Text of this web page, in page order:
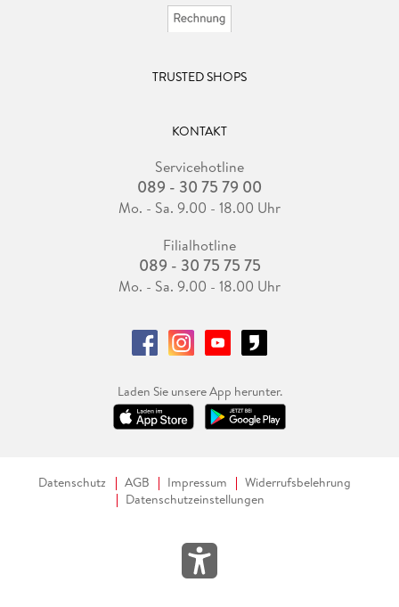
TRUSTED SHOPS
KONTAKT
Servicehotline
089 - 30 75 79 00
Mo. - Sa. 9.00 - 18.00 Uhr
Filialhotline
089 - 30 75 75 75
Mo. - Sa. 9.00 - 18.00 Uhr
Laden Sie unsere App herunter.
Datenschutz AGB Impressum
Widerrufsbelehrung
Datenschutzeinstellungen